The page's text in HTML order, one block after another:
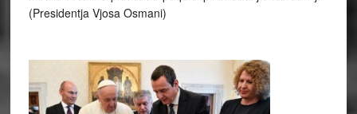
(Presidentja Vjosa Osmani)